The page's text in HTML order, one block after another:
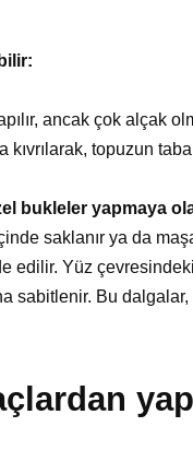
ancak çok alçak
topuzun
bukleler yapmaya
saklanır ya da
Yüz
sabitlenir. Bu